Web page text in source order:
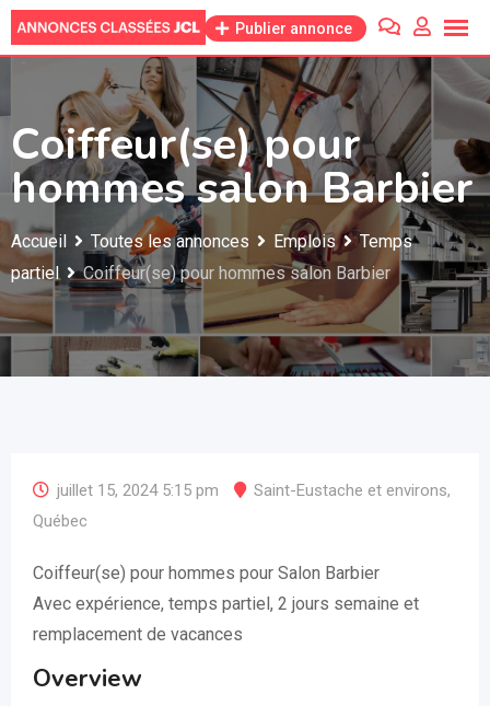
Skip
to
Publier annonce
Coiffeur(se) pour
hommes salon Barbier
Accueil Toutes les annonces Emplois
Temps
partiel
Coiffeur(se) pour hommes salon Barbier
juillet 15, 2024 5:15 pm Saint-Eustache et environs,
Québec
Coiffeur(se) pour hommes pour Salon Barbier
Avec expérience, temps partiel, 2 jours semaine et
remplacement de vacances
Overview